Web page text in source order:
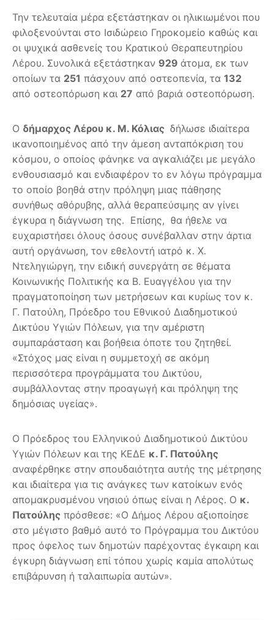
Την τελευταία μέρα εξετάστηκαν οι ηλικιωμένοι που
φιλοξενούνται στο Ισιδώρειο Γηροκομείο καθώς και
οι ψυχικά ασθενείς του Κρατικού Θεραπευτηρίου
Λέρου. Συνολικά εξετάστηκαν 929 άτομα, εκ των
οποίων τα 251 πάσχουν από οστεοπενία, τα 132
από οστεοπόρωση και 27 από βαριά οστεοπόρωση.
Ο δήμαρχος Λέρου κ. Μ. Κόλιας δήλωσε ιδιαίτερα
ικανοποιημένος από την άμεση ανταπόκριση του
κόσμου, ο οποίος φάνηκε να αγκαλιάζει με μεγάλο
ενθουσιασμό και ενδιαφέρον το εν λόγω πρόγραμμα
το οποίο βοηθά στην πρόληψη μιας πάθησης
συνήθως αθόρυβης, αλλά θεραπεύσιμης αν γίνει
έγκυρα η διάγνωση της. Επίσης, θα ήθελε να
ευχαριστήσει όλους όσους συνέβαλλαν στην άρτια
αυτή οργάνωση, τον εθελοντή ιατρό κ. Χ.
Ντεληγιώργη, την ειδική συνεργάτη σε θέματα
Κοινωνικής Πολιτικής κα Β. Ευαγγέλου για την
πραγματοποίηση των μετρήσεων και κυρίως τον κ.
Γ. Πατούλη, Πρόεδρο του Εθνικού Διαδημοτικού
Δικτύου Υγιών Πόλεων, για την αμέριστη
συμπαράσταση και βοήθεια όποτε του ζητηθεί.
«Στόχος μας είναι η συμμετοχή σε ακόμη
περισσότερα προγράμματα του Δικτύου,
συμβάλλοντας στην προαγωγή και πρόληψη της
δημόσιας υγείας».
Ο Πρόεδρος του Ελληνικού Διαδημοτικού Δικτύου
Υγιών Πόλεων και της ΚΕΔΕ κ. Γ. Πατούλης
αναφέρθηκε στην σπουδαιότητα αυτής της μέτρησης
και ιδιαίτερα για τις ανάγκες των κατοίκων ενός
απομακρυσμένου νησιού όπως είναι η Λέρος. Ο κ.
Πατούλης πρόσθεσε: «Ο Δήμος Λέρου αξιοποίησε
στο μέγιστο βαθμό αυτό το Πρόγραμμα του Δικτύου
προς όφελος των δημοτών παρέχοντας έγκαιρη και
έγκυρη διάγνωση επί τόπου χωρίς καμία απολύτως
επιβάρυνση ή ταλαιπωρία αυτών».